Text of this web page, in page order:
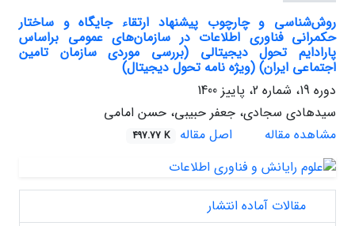
روش‌شناسی و چارچوب پیشنهاد ارتقاء جایگاه و ساختار
حکمرانی فناوری اطلاعات در سازمان‌های عمومی براساس
پارادایم تحول دیجیتالی (بررسی موردی سازمان تامین
اجتماعی ایران) (ویژه نامه تحول دیجیتال)
دوره 19، شماره 2، پاییز 1400
سیدهادی سجادی، جعفر حبیبی، حسن امامی
مشاهده مقاله
اصل مقاله 497.77 K
مقالات آماده انتشار